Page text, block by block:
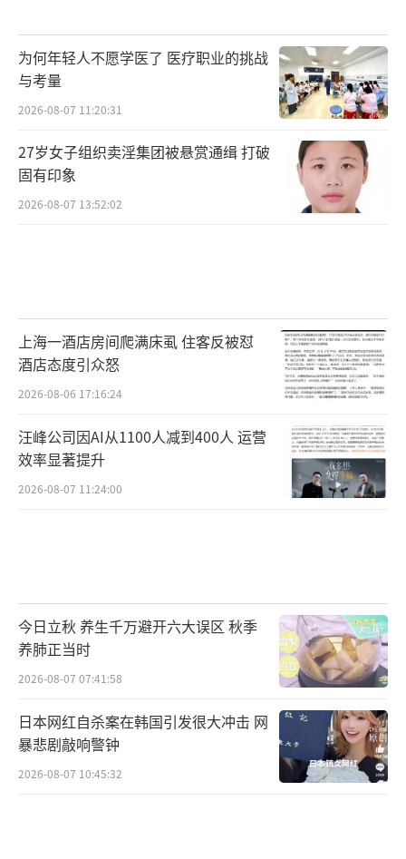
为何年轻人不愿学医了 医疗职业的挑战
与考量
2026-08-07 11:20:31
27岁女子组织卖淫集团被悬赏通缉 打破
固有印象
2026-08-07 13:52:02
上海一酒店房间爬满床虱 住客反被怼
酒店态度引众怒
2026-08-06 17:16:24
汪峰公司因AI从1100人减到400人 运营
效率显著提升
2026-08-07 11:24:00
今日立秋 养生千万避开六大误区 秋季
养肺正当时
2026-08-07 07:41:58
日本网红自杀案在韩国引发很大冲击 网
暴悲剧敲响警钟
2026-08-07 10:45:32